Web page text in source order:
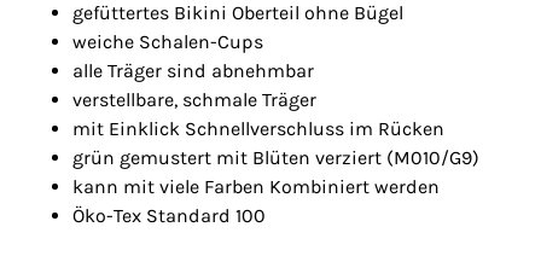
gefüttertes Bikini Oberteil ohne Bügel
weiche Schalen-Cups
alle Träger sind abnehmbar
verstellbare, schmale Träger
mit Einklick Schnellverschluss im Rücken
grün gemustert mit Blüten verziert (M010/G9)
kann mit viele Farben Kombiniert werden
Öko-Tex Standard 100